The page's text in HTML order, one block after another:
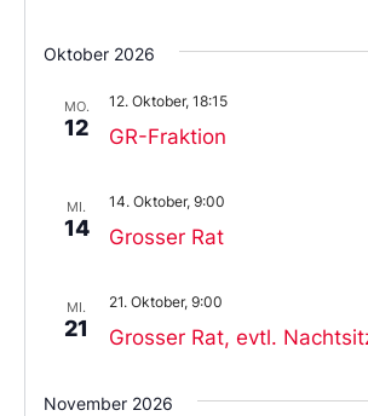
Oktober 2026
MO.
12 GR-Fraktion
12. Oktober, 18:15
MI.
14 Grosser Rat
14. Oktober, 9:00
MI.
21 Grosser Rat, evtl.
21. Oktober, 9:00
November 2026